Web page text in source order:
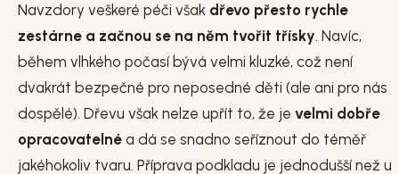
Navzdory veškeré péči však dřevo přesto rychle
zestárne a začnou se na něm tvořit třísky. Navíc,
během vlhkého počasí bývá velmi kluzké, což není
dvakrát bezpečné pro neposedné děti (ale ani pro nás
dospělé). Dřevu však nelze upřít to, že je velmi dobře
opracovatelné a dá se snadno seříznout do téměř
jakéhokoliv tvaru. Příprava podkladu je jednodušší než u